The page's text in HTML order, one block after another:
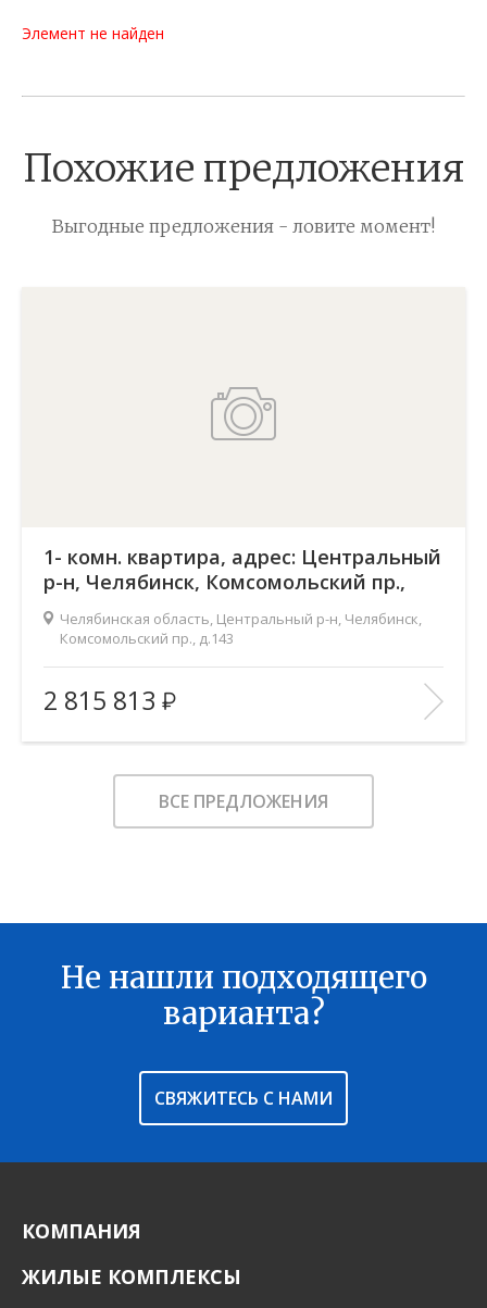
Элемент не найден
Похожие предложения
Выгодные предложения - ловите момент!
1- комн. квартира, адрес: Центральный
р-н, Челябинск, Комсомольский пр.,
д.143Челябинская область, Центральный р-н, Челябинск,
Комсомольский пр., д.143
Жилой комплекс:
Ньютон
Количество комнат:
1
Общая площадь:
37.7 м
В ИЗБРАННОЕ
2 815 813
ВСЕ ПРЕДЛОЖЕНИЯ
Не нашли подходящего
варианта?
СВЯЖИТЕСЬ С НАМИ
КОМПАНИЯ
ЖИЛЫЕ КОМПЛЕКСЫ